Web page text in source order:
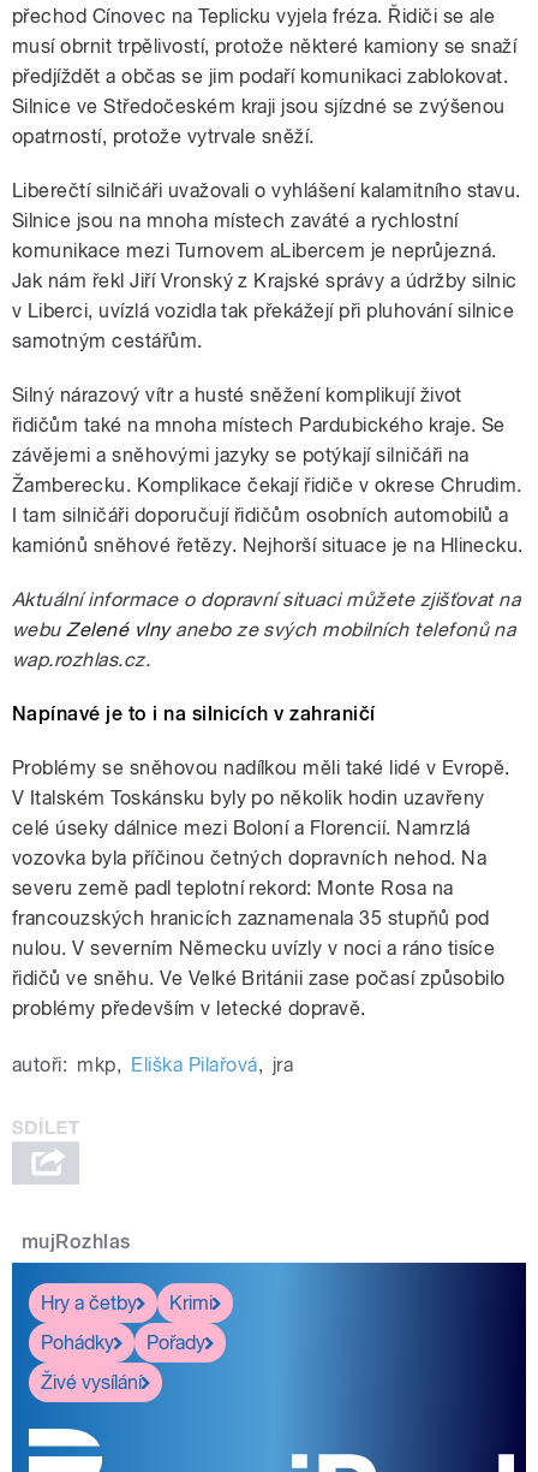
přechod Cínovec na Teplicku vyjela fréza. Řidiči se ale
musí obrnit trpělivostí, protože některé kamiony se snaží
předjíždět a občas se jim podaří komunikaci zablokovat.
Silnice ve Středočeském kraji jsou sjízdné se zvýšenou
opatrností, protože vytrvale sněží.
Liberečtí silničáři uvažovali o vyhlášení kalamitního stavu.
Silnice jsou na mnoha místech zaváté a rychlostní
komunikace mezi Turnovem aLibercem je neprůjezná.
Jak nám řekl Jiří Vronský z Krajské správy a údržby silnic
v Liberci, uvízlá vozidla tak překážejí při pluhování silnice
samotným cestářům.
Silný nárazový vítr a husté sněžení komplikují život
řidičům také na mnoha místech Pardubického kraje. Se
závějemi a sněhovými jazyky se potýkají silničáři na
Žamberecku. Komplikace čekají řidiče v okrese Chrudim.
I tam silničáři doporučují řidičům osobních automobilů a
kamiónů sněhové řetězy. Nejhorší situace je na Hlinecku.
Aktuální informace o dopravní situaci můžete zjišťovat na
webuZelené vlnyanebo ze svých mobilních telefonů na
wap.rozhlas.cz.
Napínavé je to i na silnicích v zahraničí
Problémy se sněhovou nadílkou měli také lidé v Evropě.
V Italském Toskánsku byly po několik hodin uzavřeny
celé úseky dálnice mezi Boloní a Florencií. Namrzlá
vozovka byla příčinou četných dopravních nehod. Na
severu země padl teplotní rekord: Monte Rosa na
francouzských hranicích zaznamenala 35 stupňů pod
nulou. V severním Německu uvízly v noci a ráno tisíce
řidičů ve sněhu. Ve Velké Británii zase počasí způsobilo
problémy především v letecké dopravě.
autoři: mkp, Eliška Pilařová, jra
mujRozhlas
Hry a četby
Krimi
Pohádky
Pořady
Živé vysílání